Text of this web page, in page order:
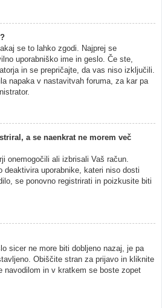
se to lahko zgodi. Najprej se
uporabniško ime in geslo. Če ste,
in se prepričajte, da vas niso izključili.
napaka v nastavitvah foruma, za kar pa
a se naenkrat ne morem več
onemogočili ali izbrisali Vaš račun.
deaktivira uporabnike, kateri niso dosti
se ponovno registrirati in poizkusite biti
sicer ne more biti dobljeno nazaj, je pa
Obiščite stran za prijavo in kliknite
navodilom in v kratkem se boste zopet